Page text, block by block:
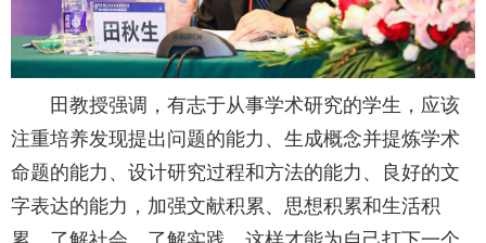
田教授强调，有志于从事学术研究的学生，应该
注重培养发现提出问题的能力、生成概念并提炼学术
命题的能力、设计研究过程和方法的能力、良好的文
字表达的能力，加强文献积累、思想积累和生活积